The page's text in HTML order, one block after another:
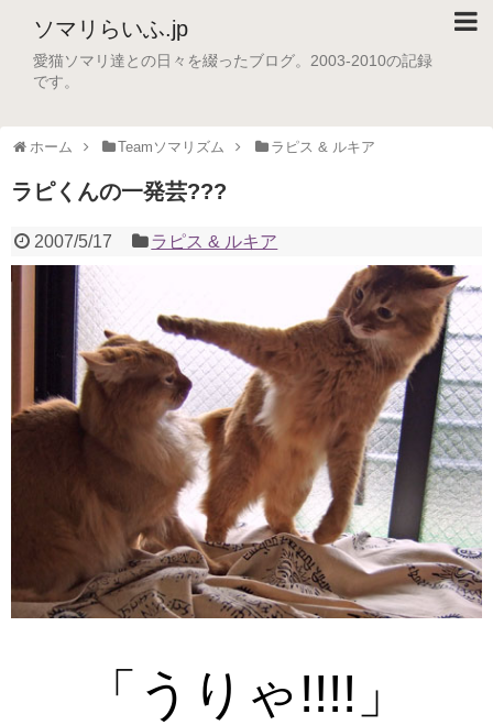
ソマリらいふ.jp
愛猫ソマリ達との日々を綴ったブログ。2003-2010の記録
です。
ホーム Teamソマリズム ラピス & ルキア
ラピくんの一発芸???
2007/5/17 ラピス & ルキア
「うりゃ!!!!」